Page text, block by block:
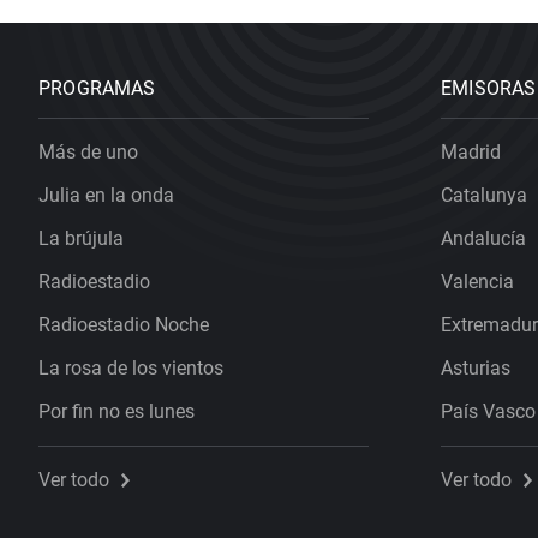
PROGRAMAS
Más de uno
Julia en la onda
La brújula
Radioestadio
Radioestadio Noche
La rosa de los vientos
Por fin no es lunes
Ver todo
EMISORAS
Madrid
Catalunya
Andalucía
Valencia
Asturias
País Vasco
Ver todo